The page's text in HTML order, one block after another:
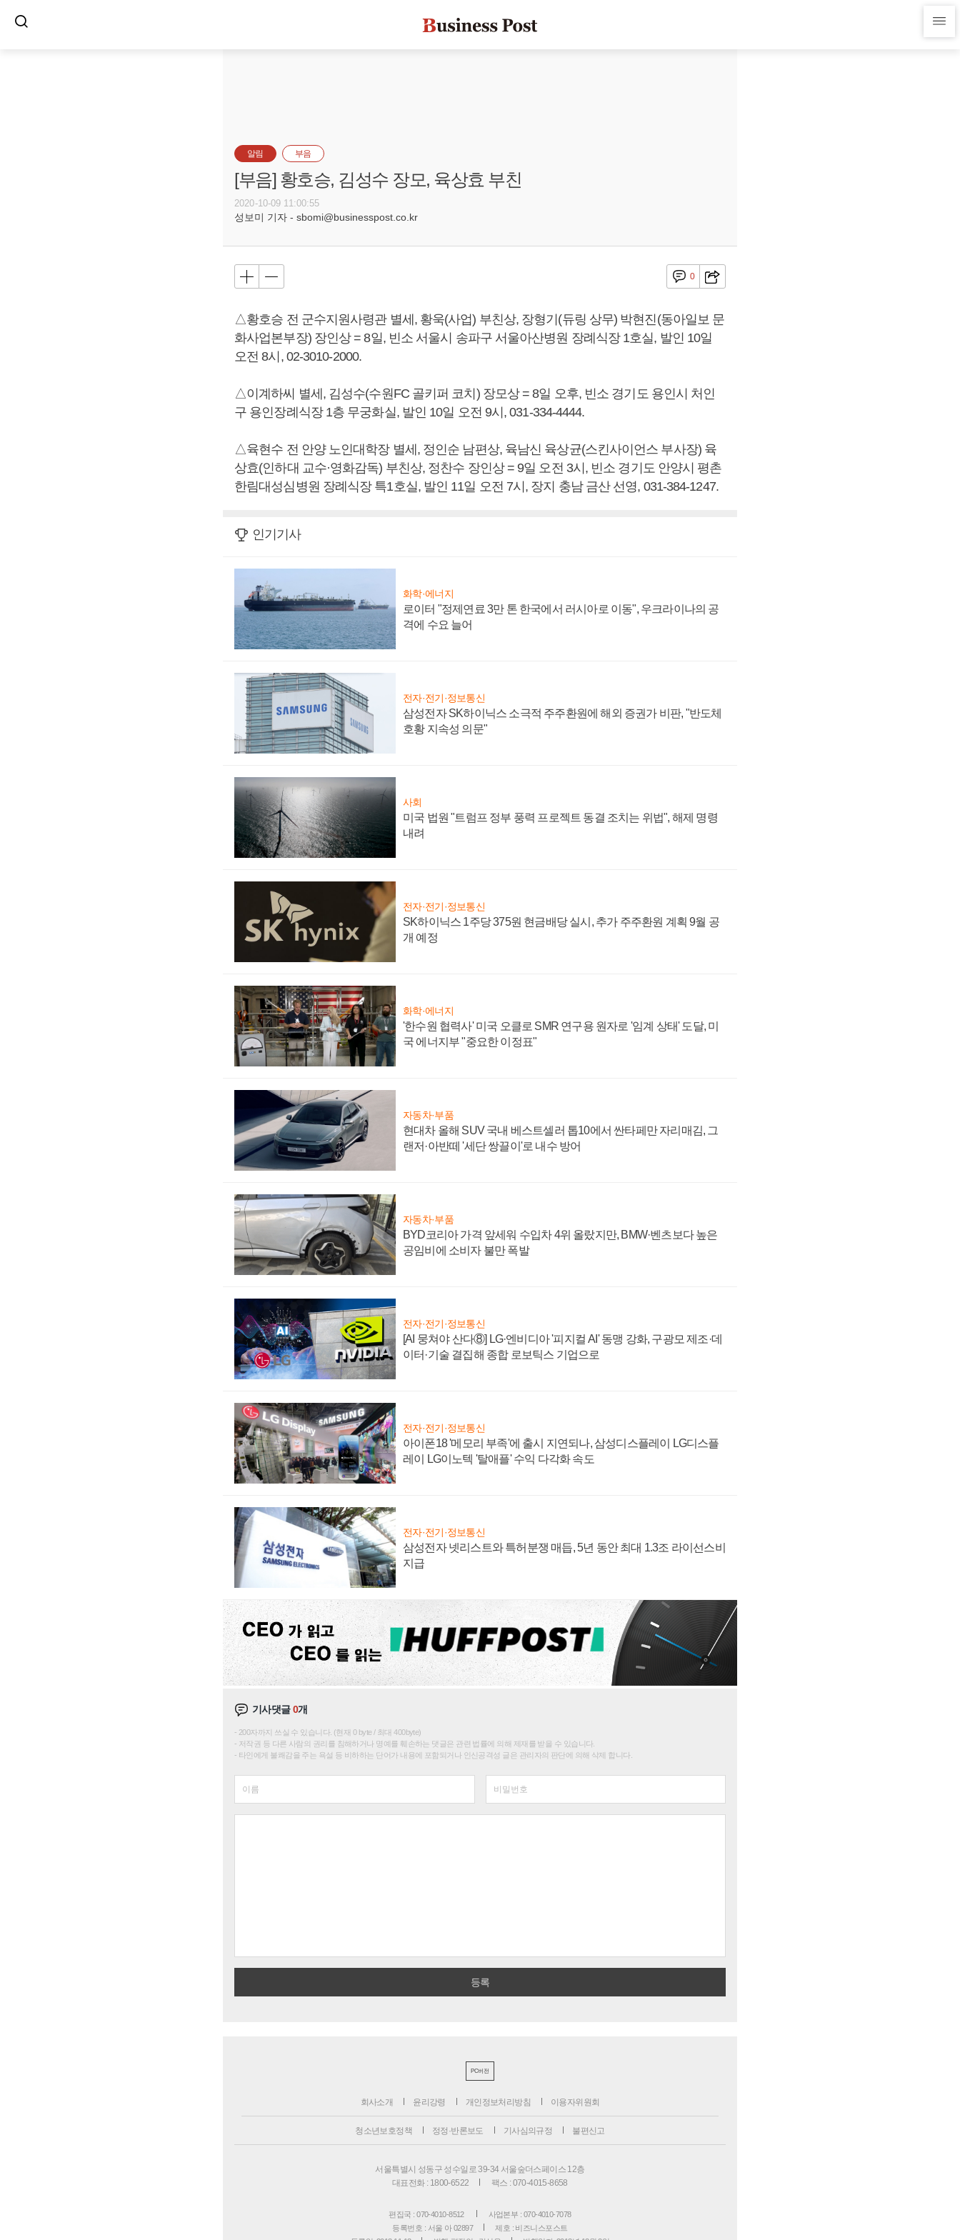
알림 부음
[부음] 황호승, 김성수 장모, 육상효 부친
2020-10-09 11:00:55
성보미 기자 - sbomi@businesspost.co.kr
0
△황호승 전 군수지원사령관 별세, 황욱(사업) 부친상, 장형기(듀링 상무) 박현진(동아일보 문
화사업본부장) 장인상 = 8일, 빈소 서울시 송파구 서울아산병원 장례식장 1호실, 발인 10일
오전 8시, 02-3010-2000.
△이계하씨 별세, 김성수(수원FC 골키퍼 코치) 장모상 = 8일 오후, 빈소 경기도 용인시 처인
구 용인장례식장 1층 무궁화실, 발인 10일 오전 9시, 031-334-4444.
△육현수 전 안양 노인대학장 별세, 정인순 남편상, 육남신 육상균(스킨사이언스 부사장) 육
상효(인하대 교수·영화감독) 부친상, 정찬수 장인상 = 9일 오전 3시, 빈소 경기도 안양시 평촌
한림대성심병원 장례식장 특1호실, 발인 11일 오전 7시, 장지 충남 금산 선영, 031-384-1247.
인기기사
화학·에너지
로이터 "정제연료 3만 톤 한국에서 러시아로 이동", 우크라이나의 공
격에 수요 늘어
전자·전기·정보통신
삼성전자 SK하이닉스 소극적 주주환원에 해외 증권가 비판, "반도체
호황 지속성 의문"
사회
미국 법원 "트럼프 정부 풍력 프로젝트 동결 조치는 위법", 해제 명령
내려
전자·전기·정보통신
SK하이닉스 1주당 375원 현금배당 실시, 추가 주주환원 계획 9월 공
개 예정
화학·에너지
'한수원 협력사' 미국 오클로 SMR 연구용 원자로 '임계 상태' 도달, 미
국 에너지부 "중요한 이정표"
자동차·부품
현대차 올해 SUV 국내 베스트셀러 톱10에서 싼타페만 자리매김, 그
랜저·아반떼 '세단 쌍끌이'로 내수 방어
자동차·부품
BYD코리아 가격 앞세워 수입차 4위 올랐지만, BMW·벤츠보다 높은
공임비에 소비자 불만 폭발
전자·전기·정보통신
[AI 뭉쳐야 산다⑧] LG·엔비디아 '피지컬 AI' 동맹 강화, 구광모 제조·데
이터·기술 결집해 종합 로보틱스 기업으로
전자·전기·정보통신
아이폰18 '메모리 부족'에 출시 지연되나, 삼성디스플레이 LG디스플
레이 LG이노텍 '탈애플' 수익 다각화 속도
전자·전기·정보통신
삼성전자 넷리스트와 특허분쟁 매듭, 5년 동안 최대 1.3조 라이선스비
지급
기사댓글0개
200자까지 쓰실 수 있습니다. (현재 0 byte / 최대 400byte)
저작권 등 다른 사람의 권리를 침해하거나 명예를 훼손하는 댓글은 관련 법률에 의해 제재를 받을 수 있습니다.
타인에게 불쾌감을 주는 욕설 등 비하하는 단어가 내용에 포함되거나 인신공격성 글은 관리자의 판단에 의해 삭제 합니다.
PC버전
회사소개 윤리강령 개인정보처리방침 이용자위원회
청소년보호정책 정정·반론보도 기사심의규정 불편신고
서울특별시 성동구 성수일로 39-34 서울숲더스페이스 12층
대표전화 : 1800-6522
팩스 : 070-4015-8658
편집국 : 070-4010-8512
사업본부 : 070-4010-7078
등록번호 : 서울 아 02897
제호 : 비즈니스포스트